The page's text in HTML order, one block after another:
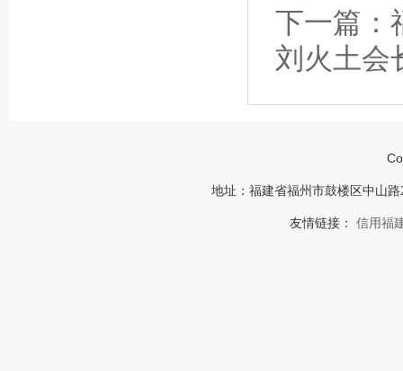
下一篇：
刘火土会
地址：福建省福州市鼓楼区中山
友情链接： 信用福